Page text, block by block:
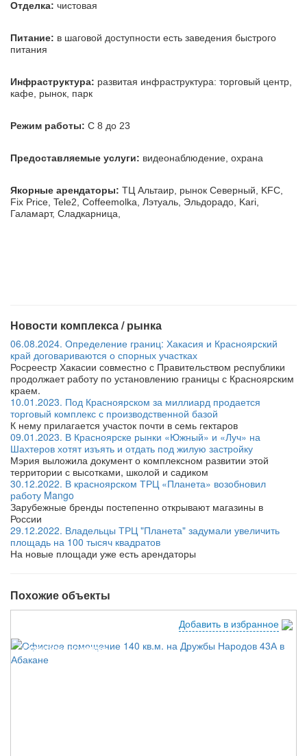
Отделка: чистовая
Питание: в шаговой доступности есть заведения быстрого
питания
Инфраструктура: развитая инфраструктура: торговый центр,
кафе, рынок, парк
Режим работы: С 8 до 23
Предоставляемые услуги: видеонаблюдение, охрана
Якорные арендаторы: ТЦ Альтаир, рынок Северный, KFC,
Fix Price, Tele2, Coffeemolka, Лэтуаль, Эльдорадо, Kari,
Галамарт, Сладкарница,
Новости комплекса / рынка
06.08.2024. Определение границ: Хакасия и Красноярский
край договариваются о спорных участках
Росреестр Хакасии совместно с Правительством республики
продолжает работу по установлению границы с Красноярским
краем.
10.01.2023. Под Красноярском за миллиард продается
торговый комплекс с производственной базой
К нему прилагается участок почти в семь гектаров
09.01.2023. В Красноярске рынки «Южный» и «Луч» на
Шахтеров хотят изъять и отдать под жилую застройку
Мэрия выложила документ о комплексном развитии этой
территории с высотками, школой и садиком
30.12.2022. В красноярском ТРЦ «Планета» возобновил
работу Mango
Зарубежные бренды постепенно открывают магазины в
России
29.12.2022. Владельцы ТРЦ "Планета" задумали увеличить
площадь на 100 тысяч квадратов
На новые площади уже есть арендаторы
Похожие объекты
Добавить в избранное
Спецпредложение